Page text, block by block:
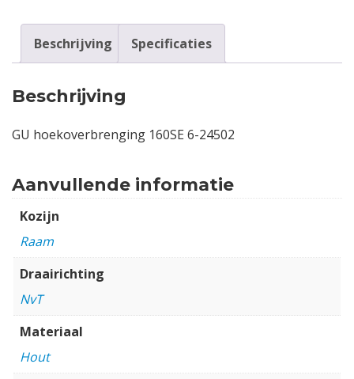
Beschrijving Specificaties
Beschrijving
GU hoekoverbrenging 160SE 6-24502
Aanvullende informatie
Kozijn
Raam
Draairichting
NvT
Materiaal
Hout